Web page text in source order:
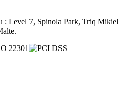
: Level 7, Spinola Park, Triq Mikiel